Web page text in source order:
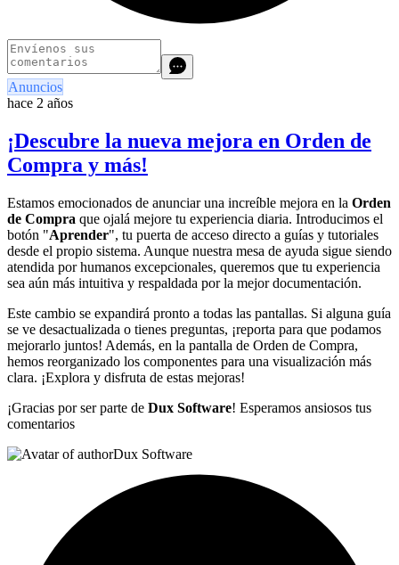
Anuncios
hace 2 años
¡Descubre la nueva mejora en Orden de
Compra y más!
Estamos emocionados de anunciar una increíble mejora en la Orden
de Compra que ojalá mejore tu experiencia diaria. Introducimos el
botón "Aprender", tu puerta de acceso directo a guías y tutoriales
desde el propio sistema. Aunque nuestra mesa de ayuda sigue siendo
atendida por humanos excepcionales, queremos que tu experiencia
sea aún más intuitiva y respaldada por la mejor documentación.
Este cambio se expandirá pronto a todas las pantallas. Si alguna guía
se ve desactualizada o tienes preguntas, ¡reporta para que podamos
mejorarlo juntos! Además, en la pantalla de Orden de Compra,
hemos reorganizado los componentes para una visualización más
clara. ¡Explora y disfruta de estas mejoras!
¡Gracias por ser parte de Dux Software! Esperamos ansiosos tus
comentarios
Dux Software